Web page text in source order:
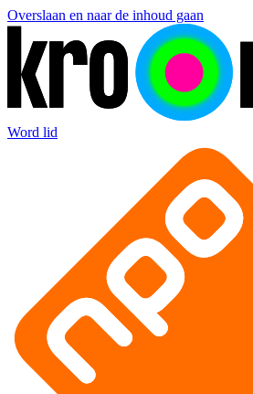
Overslaan en naar de inhoud gaan
Word lid